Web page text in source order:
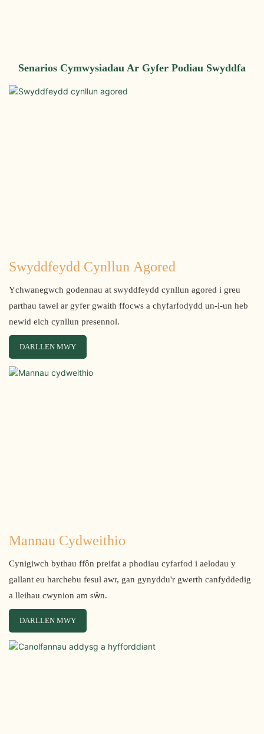
Senarios Cymwysiadau Ar Gyfer Podiau Swyddfa
Swyddfeydd Cynllun Agored
Ychwanegwch godennau at swyddfeydd cynllun agored i greu
parthau tawel ar gyfer gwaith ffocws a chyfarfodydd un-i-un heb
newid eich cynllun presennol.
DARLLEN MWY
Mannau Cydweithio
Cynigiwch bythau ffôn preifat a phodiau cyfarfod i aelodau y
gallant eu harchebu fesul awr, gan gynyddu'r gwerth canfyddedig
a lleihau cwynion am sŵn.
DARLLEN MWY